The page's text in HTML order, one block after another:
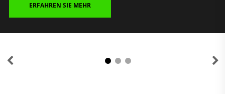
ERFAHREN SIE MEHR